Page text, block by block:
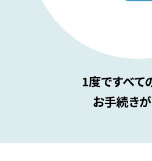
1度ですべて
お手続きが